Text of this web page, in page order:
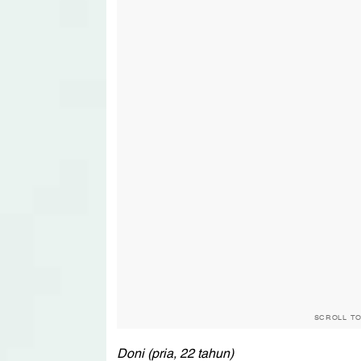
SCROLL
Doni (pria, 22 tahun)